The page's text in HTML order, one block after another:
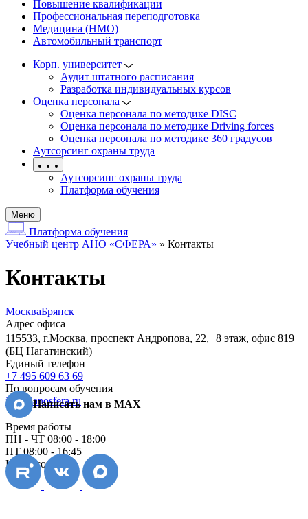
Повышение квалификации
Профессиональная переподготовка
Медицина (НМО)
Автомобильный транспорт
Корп. университет
Аудит штатного расписания
Разработка индивидуальных курсов
Оценка персонала
Оценка персонала по методике DISC
Оценка персонала по методике Driving forces
Оценка персонала по методике 360 градусов
Аутсорсинг охраны труда
Аутсорсинг охраны труда
Платформа обучения
Меню
Платформа обучения
Учебный центр АНО «СФЕРА» » Контакты
Контакты
МоскваБрянск
Адрес офиса
115533, г.Москва, проспект Андропова, 22, 8 этаж, офис 819
(БЦ Нагатинский)
Единый телефон
+7 495 609 63 69
По вопросам обучения
info@anosfera.ru
Написать нам в МАХ
Время работы
ПН - ЧТ 08:00 - 18:00
ПТ 08:00 - 16:45
Наши соц сети